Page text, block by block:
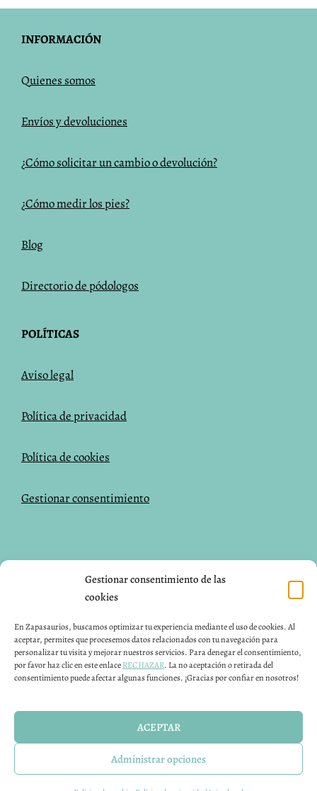
Gestionar consentimiento de las
cookies
En Zapasaurios, buscamos optimizar tu experiencia mediante el uso de cookies. Al
aceptar, permites que procesemos datos relacionados con tu navegación para
personalizar tu visita y mejorar nuestros servicios. Para denegar el consentimiento,
por favor haz clic en este enlaceRECHAZAR. La no aceptación o retirada del
consentimiento puede afectar algunas funciones. ¡Gracias por confiar en nosotros!
ACEPTAR
Administrar opciones
INFORMACIÓN
Quienes somos
Envíos y devoluciones
¿Cómo solicitar un cambio o devolución?
¿Cómo medir los pies?
Blog
Directorio de pódologos
POLÍTICAS
Aviso legal
Política de privacidad
Política de cookies
Gestionar consentimiento
Instagram
Pinterest
CONTACTO
Puedes contactar con nosotros 24H a través de nuestro
email info@zapasaurios.com
Calzado respetuoso para niños fabricado en España